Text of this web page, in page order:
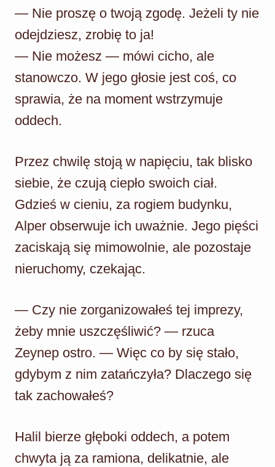
— Nie proszę o twoją zgodę. Jeżeli ty nie
odejdziesz, zrobię to ja!
— Nie możesz — mówi cicho, ale
stanowczo. W jego głosie jest coś, co
sprawia, że na moment wstrzymuje
oddech.
Przez chwilę stoją w napięciu, tak blisko
siebie, że czują ciepło swoich ciał.
Gdzieś w cieniu, za rogiem budynku,
Alper obserwuje ich uważnie. Jego pięści
zaciskają się mimowolnie, ale pozostaje
nieruchomy, czekając.
— Czy nie zorganizowałeś tej imprezy,
żeby mnie uszczęśliwić? — rzuca
Zeynep ostro. — Więc co by się stało,
gdybym z nim zatańczyła? Dlaczego się
tak zachowałeś?
Halil bierze głęboki oddech, a potem
chwyta ją za ramiona, delikatnie, ale